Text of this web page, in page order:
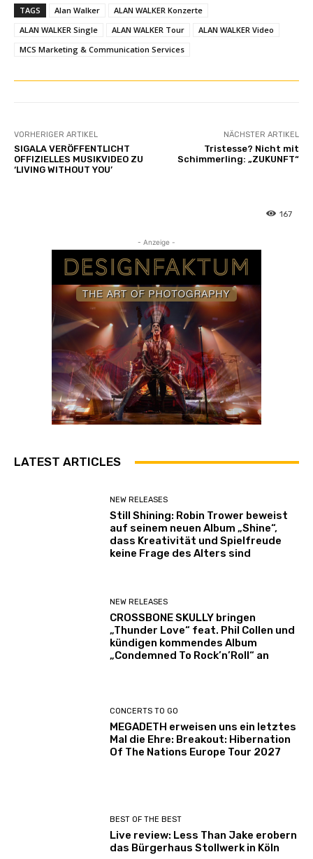
TAGS Alan Walker
ALAN WALKER Konzerte
ALAN WALKER Single
ALAN WALKER Tour
ALAN WALKER Video
MCS Marketing & Communication Services
VORHERIGER ARTIKEL
SIGALA VERÖFFENTLICHT
OFFIZIELLES MUSIKVIDEO ZU
‘LIVING WITHOUT YOU’
NÄCHSTER ARTIKEL
Tristesse? Nicht mit
Schimmerling: „ZUKUNFT“
167
- Anzeige -
LATEST ARTICLES
NEW RELEASES
Still Shining: Robin Trower beweist
auf seinem neuen Album „Shine“,
dass Kreativität und Spielfreude
keine Frage des Alters sind
NEW RELEASES
CROSSBONE SKULLY bringen
„Thunder Love“ feat. Phil Collen und
kündigen kommendes Album
„Condemned To Rock’n’Roll“ an
CONCERTS TO GO
MEGADETH erweisen uns ein letztes
Mal die Ehre: Breakout: Hibernation
Of The Nations Europe Tour 2027
BEST OF THE BEST
Live review: Less Than Jake erobern
das Bürgerhaus Stollwerk in Köln